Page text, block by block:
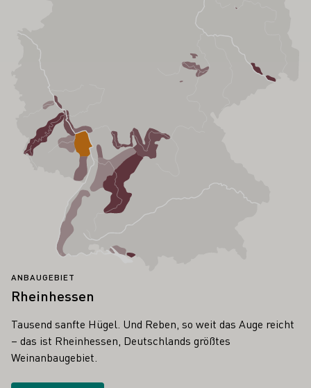
ANBAUGEBIET
Rheinhessen
Tausend sanfte Hügel. Und Reben, so weit das Auge reicht
– das ist Rheinhessen, Deutschlands größtes
Weinanbaugebiet.